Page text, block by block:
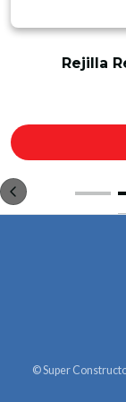
Rejilla
© Super